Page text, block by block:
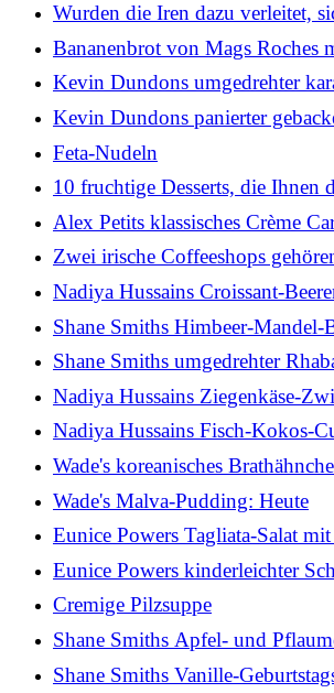
Wurden die Iren dazu verleitet,
bestimmte Art und Weise zu
Bananenbrot von Mags Roches
Heute
Kevin Dundons umgedrehter
Ananaskuchen: Heute
Kevin Dundons panierter
und Pesto: Heute
Feta-Nudeln
10 fruchtige Desserts, die Ihnen
versüßen
Alex Petits klassisches Crème
Zobelkeks: Heute
Zwei irische Coffeeshops
der Welt
Nadiya Hussains Croissant-
Scheiben
Shane Smiths Himbeer-Mandel-
Heute
Shane Smiths umgedrehter
Kuchen: Heute
Nadiya Hussains Ziegenkäse-
Nadiya Hussains Fisch-Kokos-
Wade's koreanisches
Wade's Malva-Pudding: Heute
Eunice Powers Tagliata-Salat
Heute
Eunice Powers kinderleichter
Heute
Cremige Pilzsuppe
Shane Smiths Apfel- und
Vanille-Chantilly-Creme
Shane Smiths Vanille-